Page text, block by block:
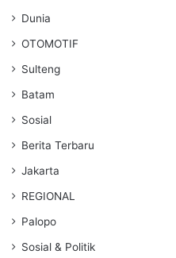
Dunia
OTOMOTIF
Sulteng
Batam
Sosial
Berita Terbaru
Jakarta
REGIONAL
Palopo
Sosial & Politik